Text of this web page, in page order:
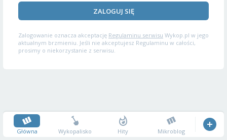
ZALOGUJ SIĘ
Zalogowanie oznacza akceptację Regulaminu serwisu Wykop.pl w jego
aktualnym brzmieniu. Jeśli nie akceptujesz Regulaminu w całości,
prosimy o niekorzystanie z serwisu.
Główna Wykopalisko Hity Mikroblog